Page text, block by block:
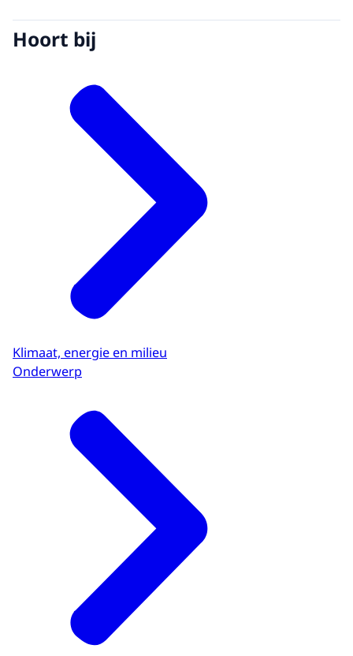
Hoort bij
Klimaat, energie en milieu
Onderwerp